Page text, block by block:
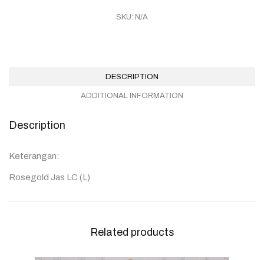
SKU: N/A
DESCRIPTION
ADDITIONAL INFORMATION
Description
Keterangan:
Rosegold Jas LC (L)
Related products